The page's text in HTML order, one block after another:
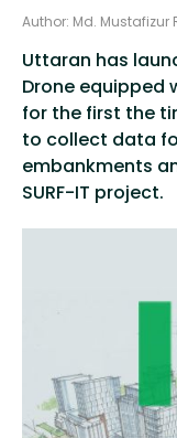
Author: Md. Mustafizur
Uttaran has
Drone equipped
for the first the
to collect data
embankments
SURF-IT project.